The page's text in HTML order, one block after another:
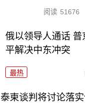
阅读 51676
俄以领导人通话 普
平解决中东冲突
最热
柬谈判将讨论落